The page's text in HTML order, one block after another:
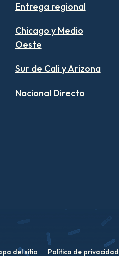
Entrega regional
Chicago y Medio
Oeste
Sur de Cali y Arizona
Nacional Directo
del sitio Política de privacidad